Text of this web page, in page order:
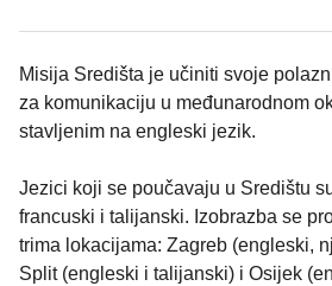
Misija Središta je učiniti svoje
za komunikaciju u međunarodnom
stavljenim na engleski jezik.
Jezici koji se poučavaju u Središtu
francuski i talijanski. Izobrazba se
trima lokacijama: Zagreb (engleski,
Split (engleski i talijanski) i Osijek